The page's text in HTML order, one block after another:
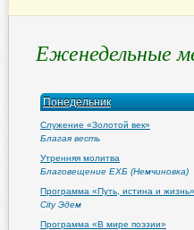
Еженедельные
Понедельник
Служение «Золотой век»
Благая весть
Утренняя молитва
Благовещение ЕХБ (Немчиновка)
Программа «Путь, истина и жизнь»
City Эдем
Программа «В мире поэзии»